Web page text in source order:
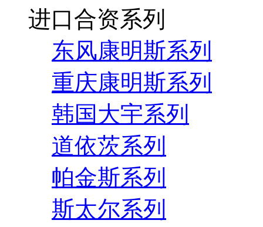
进口合资系列
东风康明斯系列
重庆康明斯系列
韩国大宇系列
道依茨系列
帕金斯系列
斯太尔系列